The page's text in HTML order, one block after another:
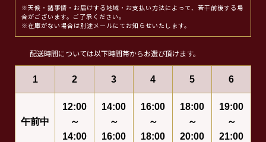
※天候・諸事情・お届けする地域・お支払い方法によって、若干前後する場
合がございます。ご了承ください。
※在庫がない場合は別途メールにてお知らせいたします。
配送時間については以下時間帯からお選び頂けます。
1 2 3 4 5 6
午前中
12:00
～
14:00
14:00
～
16:00
16:00
～
18:00
18:00
～
20:00
19:00
～
21:00